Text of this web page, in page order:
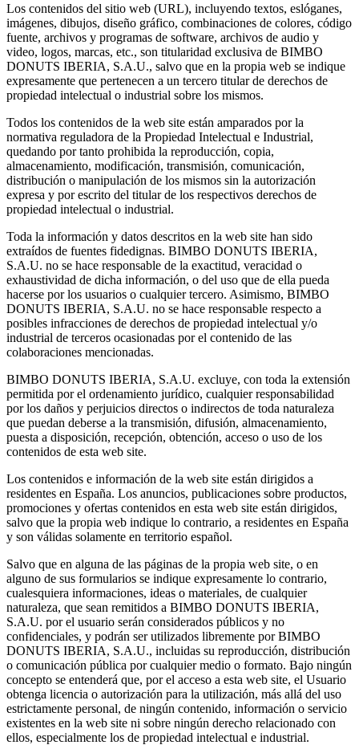
Los contenidos del sitio web (URL), incluyendo textos, eslóganes,
imágenes, dibujos, diseño gráfico, combinaciones de colores, código
fuente, archivos y programas de software, archivos de audio y
video, logos, marcas, etc., son titularidad exclusiva de BIMBO
DONUTS IBERIA, S.A.U., salvo que en la propia web se indique
expresamente que pertenecen a un tercero titular de derechos de
propiedad intelectual o industrial sobre los mismos.
Todos los contenidos de la web site están amparados por la
normativa reguladora de la Propiedad Intelectual e Industrial,
quedando por tanto prohibida la reproducción, copia,
almacenamiento, modificación, transmisión, comunicación,
distribución o manipulación de los mismos sin la autorización
expresa y por escrito del titular de los respectivos derechos de
propiedad intelectual o industrial.
Toda la información y datos descritos en la web site han sido
extraídos de fuentes fidedignas. BIMBO DONUTS IBERIA,
S.A.U. no se hace responsable de la exactitud, veracidad o
exhaustividad de dicha información, o del uso que de ella pueda
hacerse por los usuarios o cualquier tercero. Asimismo, BIMBO
DONUTS IBERIA, S.A.U. no se hace responsable respecto a
posibles infracciones de derechos de propiedad intelectual y/o
industrial de terceros ocasionadas por el contenido de las
colaboraciones mencionadas.
BIMBO DONUTS IBERIA, S.A.U. excluye, con toda la extensión
permitida por el ordenamiento jurídico, cualquier responsabilidad
por los daños y perjuicios directos o indirectos de toda naturaleza
que puedan deberse a la transmisión, difusión, almacenamiento,
puesta a disposición, recepción, obtención, acceso o uso de los
contenidos de esta web site.
Los contenidos e información de la web site están dirigidos a
residentes en España. Los anuncios, publicaciones sobre productos,
promociones y ofertas contenidos en esta web site están dirigidos,
salvo que la propia web indique lo contrario, a residentes en España
y son válidas solamente en territorio español.
Salvo que en alguna de las páginas de la propia web site, o en
alguno de sus formularios se indique expresamente lo contrario,
cualesquiera informaciones, ideas o materiales, de cualquier
naturaleza, que sean remitidos a BIMBO DONUTS IBERIA,
S.A.U. por el usuario serán considerados públicos y no
confidenciales, y podrán ser utilizados libremente por BIMBO
DONUTS IBERIA, S.A.U., incluidas su reproducción, distribución
o comunicación pública por cualquier medio o formato. Bajo ningún
concepto se entenderá que, por el acceso a esta web site, el Usuario
obtenga licencia o autorización para la utilización, más allá del uso
estrictamente personal, de ningún contenido, información o servicio
existentes en la web site ni sobre ningún derecho relacionado con
ellos, especialmente los de propiedad intelectual e industrial.